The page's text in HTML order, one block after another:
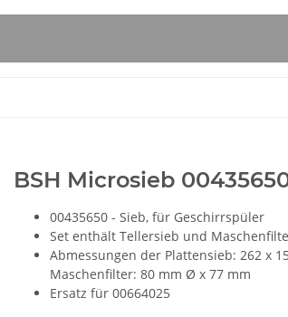
BSH Microsieb
00435650 - Sieb, für Geschirrspüler
Set enthält Tellersieb und
Abmessungen der Plattensieb: 262 x
Maschenfilter: 80 mm Ø x 77 mm
Ersatz für 00664025